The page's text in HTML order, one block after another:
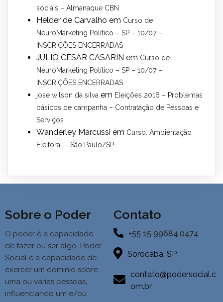
sociais – Almanaque CBN
Helder de Carvalho em Curso de
NeuroMarketing Político – SP – 10/07 –
INSCRIÇÕES ENCERRADAS
JULIO CESAR CASARIN em Curso de
NeuroMarketing Político – SP – 10/07 –
INSCRIÇÕES ENCERRADAS
jose wilson da silva em Eleições 2016 – Problemas
básicos de campanha – Contratação de Pessoas e
Serviços
Wanderley Marcussi em Curso: Ambientação
Eleitoral – São Paulo/SP
Sobre o Poder
O poder é a capacidade
de fazer ou ser algo. Poder
Social é a capacidade de
exercer um domínio sobre
uma ou várias pessoas,
influenciando um e/ou
Contato
+55 15 99684.0474
Sorocaba, SP
contato@podersocial.c
om.br